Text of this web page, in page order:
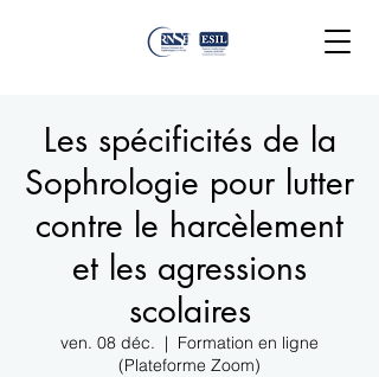
Les spécificités de la
Sophrologie pour lutter
contre le harcèlement
et les agressions
scolaires
ven. 08 déc.
  |
Formation en ligne
(Plateforme Zoom)